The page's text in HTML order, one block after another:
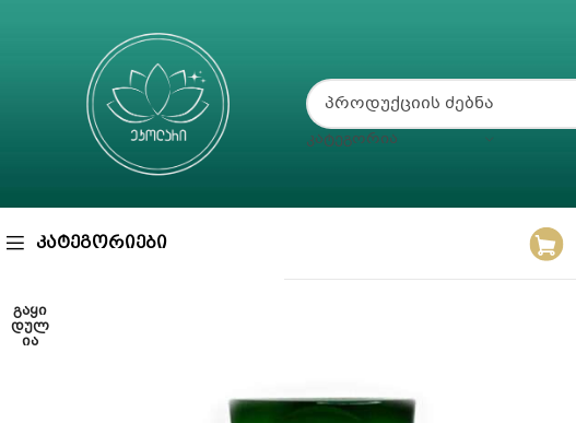
ᲙᲐᲢᲔᲒᲝᲠᲘᲐ
ᲙᲐᲢᲔᲒᲝᲠᲘᲔᲑᲘ
ᲒᲐᲧᲘ
ᲓᲣᲚ
ᲘᲐ